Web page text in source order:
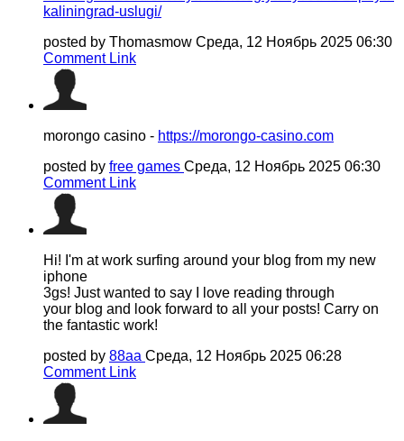
kaliningrad-uslugi/
posted by Thomasmow Среда, 12 Ноябрь 2025 06:30
Comment Link
morongo casino - https://morongo-casino.com
posted by free games Среда, 12 Ноябрь 2025 06:30
Comment Link
Hi! I'm at work surfing around your blog from my new
iphone
3gs! Just wanted to say I love reading through
your blog and look forward to all your posts! Carry on
the fantastic work!
posted by 88aa Среда, 12 Ноябрь 2025 06:28
Comment Link